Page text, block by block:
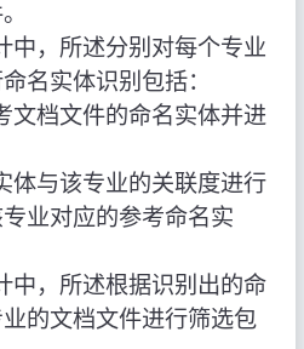
中，所述分别对每个专业
名实体识别包括：
文档文件的命名实体并进
体与该专业的关联度进行
业对应的参考命名实
中，所述根据识别出的命
的文档文件进行筛选包